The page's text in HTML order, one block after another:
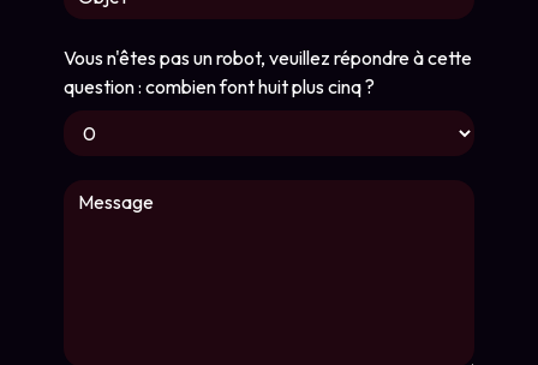
Vous n'êtes pas un robot, veuillez répondre à cette
question : combien font huit plus cinq ?